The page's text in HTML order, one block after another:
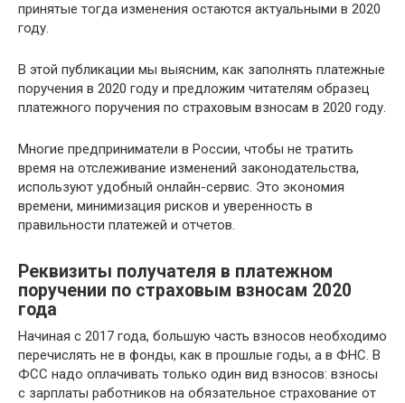
принятые тогда изменения остаются актуальными в 2020
году.
В этой публикации мы выясним, как заполнять платежные
поручения в 2020 году и предложим читателям образец
платежного поручения по страховым взносам в 2020 году.
Многие предприниматели в России, чтобы не тратить
время на отслеживание изменений законодательства,
используют удобный онлайн-сервис. Это экономия
времени, минимизация рисков и уверенность в
правильности платежей и отчетов.
Реквизиты получателя в платежном
поручении по страховым взносам 2020
года
Начиная с 2017 года, большую часть взносов необходимо
перечислять не в фонды, как в прошлые годы, а в ФНС. В
ФСС надо оплачивать только один вид взносов: взносы
с зарплаты работников на обязательное страхование от